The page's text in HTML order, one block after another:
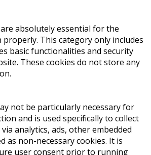
absolutely essential for the
This category only includes
basic functionalities and security
These cookies do not store any
not be particularly necessary for
and is used specifically to collect
analytics, ads, other embedded
as non-necessary cookies. It is
user consent prior to running